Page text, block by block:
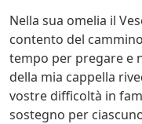
Nella sua omelia il
contento del
tempo per pregare e
della mia cappella
vostre difficoltà in
sostegno per